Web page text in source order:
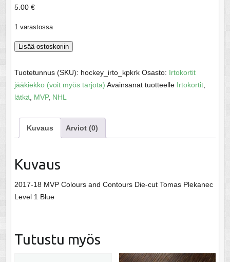
5.00 €
1 varastossa
Plekanec,
-
2017-
18
Die-
Lisää ostoskoriin
Tuotetunnus (SKU): hockey_irto_kpkrk Osasto: Irtokortit
jääkiekko (voit myös tarjota) Avainsanat tuotteelle Irtokortit,
lätkä, MVP, NHL
Kuvaus Arviot (0)
Kuvaus
2017-18 MVP Colours and Contours Die-cut Tomas Plekanec
Level 1 Blue
Tutustu myös